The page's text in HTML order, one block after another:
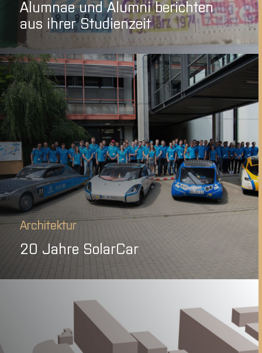
Alumnae und Alumni berichten
aus ihrer Studienzeit
Architektur
20 Jahre SolarCar